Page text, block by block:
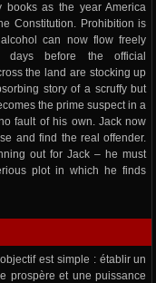
as the year America
Constitution. Prohibition is
can now flow freely
before the official
the land are stocking up
story of a scruffy but
the prime suspect in a
fault of his own. Jack now
and find the real offender.
out for Jack – he must
plot in which he finds
est simple : établir un
prospère et une puissance